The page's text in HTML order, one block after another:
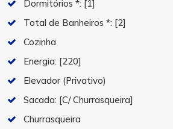
Dormitórios *: [1]
Total de Banheiros *: [2]
Cozinha
Energia: [220]
Elevador (Privativo)
Sacada: [C/ Churrasqueira]
Churrasqueira